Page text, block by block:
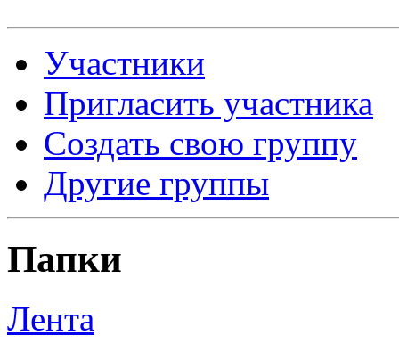
Участники
Пригласить участника
Создать свою группу
Другие группы
Папки
Лента